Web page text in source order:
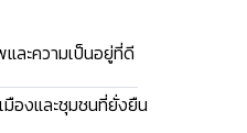
ละความเป็นอยู่ที่ดี
เมืองและชุมชนที่ยั่งยืน